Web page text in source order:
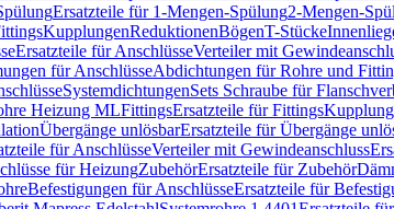
Ersatzteile für 1-Mengen-Spülung2-Mengen-
KupplungenReduktionenBögenT-Stücke
Ersatzteile für AnschlüsseVerteiler mit
für AnschlüsseAbdichtungen für Rohre und
SystemdichtungenSets Schraube für
Heizung MLFittingsErsatzteile für Fittings
Übergänge unlösbarErsatzteile für Übergänge
für AnschlüsseVerteiler mit Gewindeanschluss
für HeizungZubehörErsatzteile für Zubehör
Befestigungen für AnschlüsseErsatzteile für